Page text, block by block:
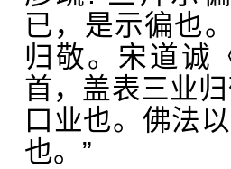
已，是示徧也
归敬。宋道诚
首，盖表三业
口业也。佛法
也。”